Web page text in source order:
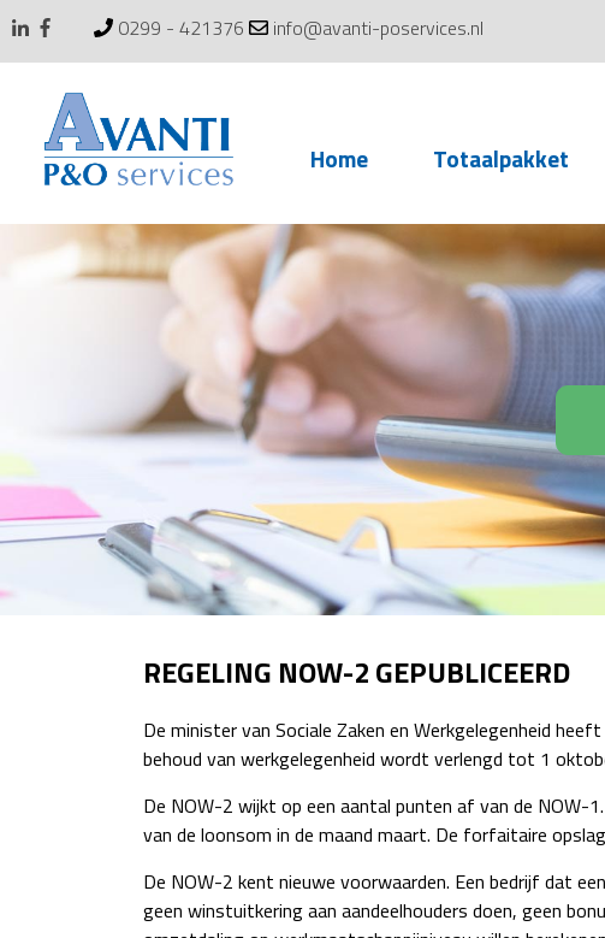
0299 - 421376 info@avanti-poservices.nl
Home Totaalpakket
REGELING NOW-2 GEPUBLICEERD
De minister van Sociale Zaken en Werkgelegenheid
behoud van werkgelegenheid wordt verlengd tot 1
De NOW-2 wijkt op een aantal punten af van de NOW-
van de loonsom in de maand maart. De forfaitaire
De NOW-2 kent nieuwe voorwaarden. Een bedrijf dat
geen winstuitkering aan aandeelhouders doen, geen